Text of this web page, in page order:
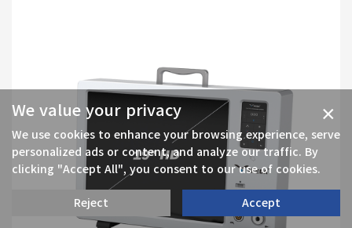
×
We value your privacy
We use cookies to enhance your browsing experience, serve
personalized ads or content, and analyze our traffic. By
clicking "Accept All", you consent to our use of cookies.
Reject Accept